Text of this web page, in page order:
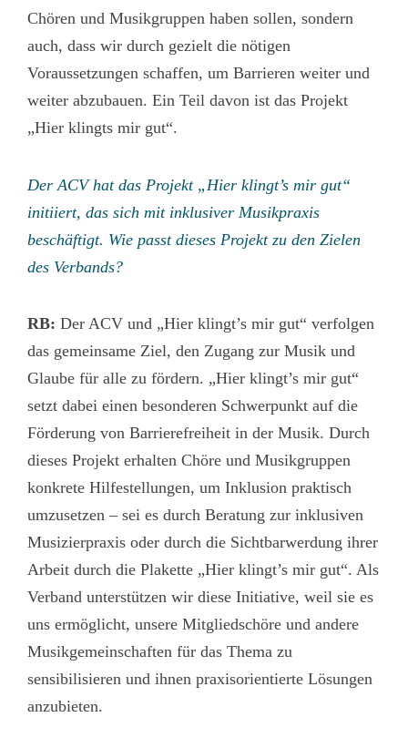
Chören und Musikgruppen haben sollen, sondern
auch, dass wir durch gezielt die nötigen
Voraussetzungen schaffen, um Barrieren weiter und
weiter abzubauen. Ein Teil davon ist das Projekt
„Hier klingts mir gut“.
Der ACV hat das Projekt „Hier klingt’s mir gut“
initiiert, das sich mit inklusiver Musikpraxis
beschäftigt. Wie passt dieses Projekt zu den Zielen
des Verbands?
RB: Der ACV und „Hier klingt’s mir gut“ verfolgen
das gemeinsame Ziel, den Zugang zur Musik und
Glaube für alle zu fördern. „Hier klingt’s mir gut“
setzt dabei einen besonderen Schwerpunkt auf die
Förderung von Barrierefreiheit in der Musik. Durch
dieses Projekt erhalten Chöre und Musikgruppen
konkrete Hilfestellungen, um Inklusion praktisch
umzusetzen – sei es durch Beratung zur inklusiven
Musizierpraxis oder durch die Sichtbarwerdung ihrer
Arbeit durch die Plakette „Hier klingt’s mir gut“. Als
Verband unterstützen wir diese Initiative, weil sie es
uns ermöglicht, unsere Mitgliedschöre und andere
Musikgemeinschaften für das Thema zu
sensibilisieren und ihnen praxisorientierte Lösungen
anzubieten.